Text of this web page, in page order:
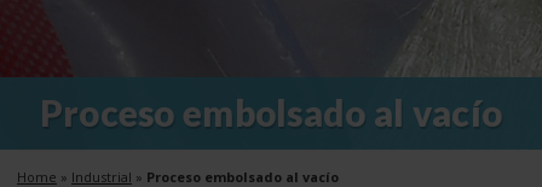
Proceso embolsado al vacío
Home » Industrial » Proceso embolsado al vacío